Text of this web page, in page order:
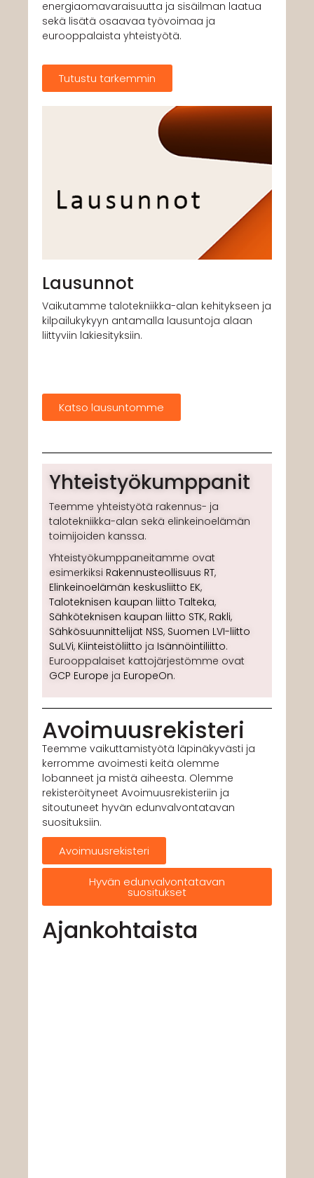
energiaomavaraisuutta ja sisäilman laatua
sekä lisätä osaavaa työvoimaa ja
eurooppalaista yhteistyötä.
Tutustu tarkemmin
Lausunnot
Vaikutamme talotekniikka-alan kehitykseen ja
kilpailukykyyn antamalla lausuntoja alaan
liittyviin lakiesityksiin.
Katso lausuntomme
Yhteistyökumppanit
Teemme yhteistyötä rakennus- ja
talotekniikka-alan sekä elinkeinoelämän
toimijoiden kanssa.
Yhteistyökumppaneitamme ovat
esimerkiksi Rakennusteollisuus RT,
Elinkeinoelämän keskusliitto EK,
Taloteknisen kaupan liitto Talteka,
Sähköteknisen kaupan liitto STK, Rakli,
Sähkösuunnittelijat NSS, Suomen LVI-liitto
SuLVi, Kiinteistöliitto ja Isännöintiliitto.
Eurooppalaiset kattojärjestömme ovat
GCP Europe ja EuropeOn.
Avoimuusrekisteri
Teemme vaikuttamistyötä läpinäkyvästi ja
kerromme avoimesti keitä olemme
lobanneet ja mistä aiheesta. Olemme
rekisteröityneet Avoimuusrekisteriin ja
sitoutuneet hyvän edunvalvontatavan
suosituksiin.
Avoimuusrekisteri
Hyvän edunvalvontatavan
suositukset
Ajankohtaista